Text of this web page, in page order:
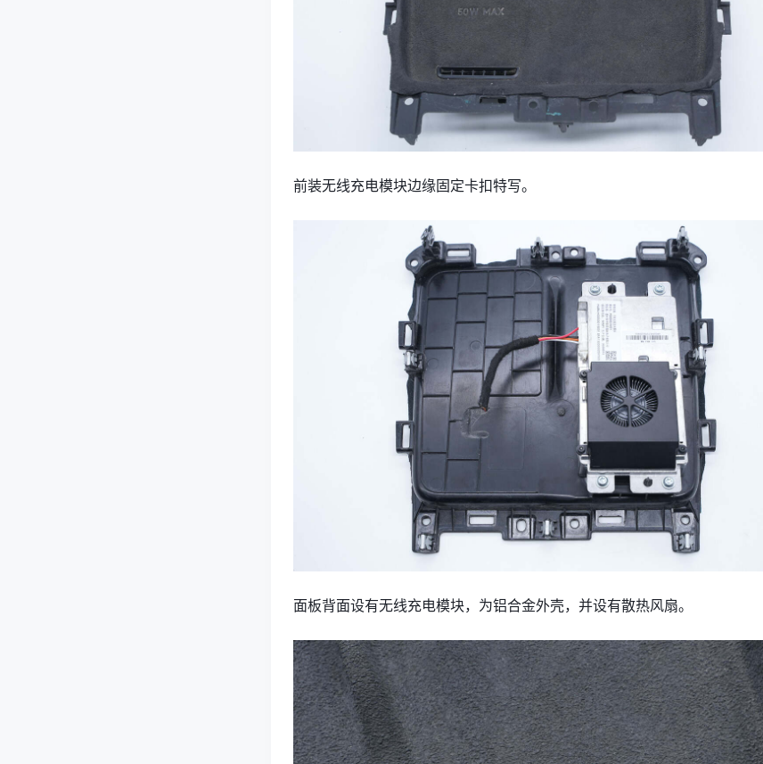
前装无线充电模块边缘固定卡扣特写。
面板背面设有无线充电模块，为铝合金外壳，并设有散热风扇。